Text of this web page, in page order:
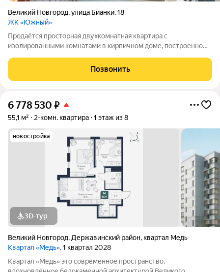
Великий Новгород,улица Бианки,18
ЖК «Южный»
Продаётся просторная двухкомнатная квартира с
изолированными комнатами в кирпичном доме, построенном
грузовым лифтом, что удобно для транспортировки
крупногабаритных вещей. Из окон открывается вид
Позвонить
6 778 530 ₽
55,1 м² 2-комн. квартира 1 этаж из 8
новостройка
3D-тур
Великий Новгород, Державинский район, квартал Медь
Квартал «Медь», 1 квартал 2028
Квартал «Медь» это современное пространство,